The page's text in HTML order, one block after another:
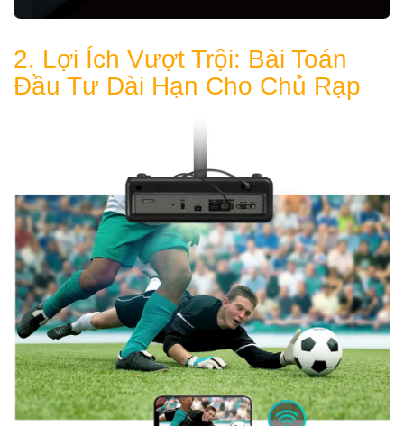
2. Lợi Ích Vượt Trội: Bài Toán
Đầu Tư Dài Hạn Cho Chủ Rạp